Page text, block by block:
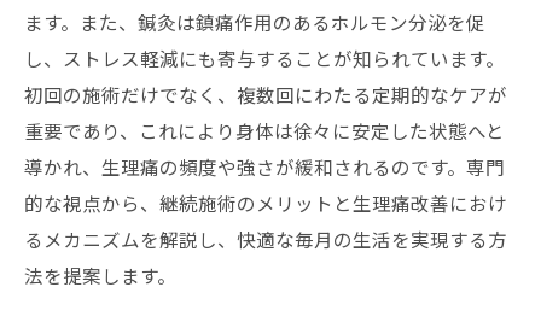
ます。また、鍼灸は鎮痛作用のあるホルモン分泌を促
し、ストレス軽減にも寄与することが知られています。
初回の施術だけでなく、複数回にわたる定期的なケアが
重要であり、これにより身体は徐々に安定した状態へと
導かれ、生理痛の頻度や強さが緩和されるのです。専門
的な視点から、継続施術のメリットと生理痛改善におけ
るメカニズムを解説し、快適な毎月の生活を実現する方
法を提案します。